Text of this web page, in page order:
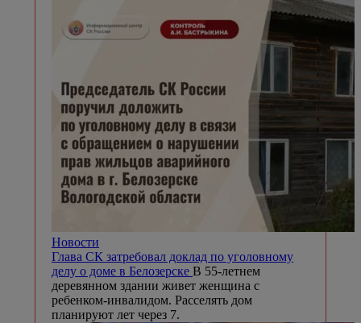
Новости
Глава СК затребовал доклад по уголовному
делу о доме в Белозерске В 55-летнем
деревянном здании живет женщина с
ребенком-инвалидом. Расселять дом
планируют лет через 7.